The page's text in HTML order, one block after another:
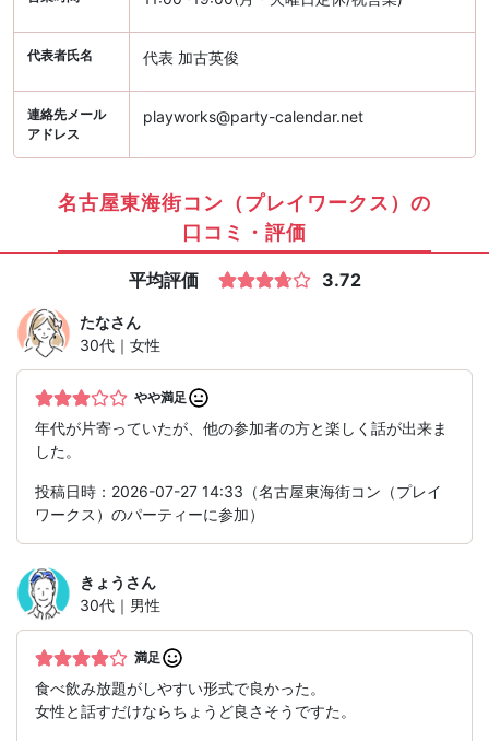
代表者氏名 代表 加古英俊
連絡先メール
アドレス
playworks@party-calendar.net
名古屋東海街コン（プレイワークス）の
口コミ・評価
平均評価 3.72
たなさん
30代｜女性
やや満足
年代が片寄っていたが、他の参加者の方と楽しく話が出来ま
した。
投稿日時：2026-07-27 14:33（名古屋東海街コン（プレイ
ワークス）のパーティーに参加）
きょう さん
30代｜男性
満足
食べ飲み放題がしやすい形式で良かった。
女性と話すだけならちょうど良さそうですた。